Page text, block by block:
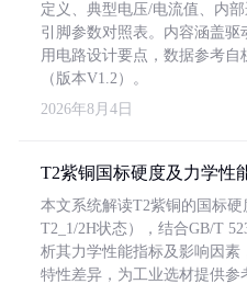
定义、典型电压/电流值、内
引脚参数对照表。内容涵盖
用电路设计要点，数据参考
（版本V1.2）。
2026年8月4日
T2紫铜国标硬度及力学性
本文系统解读T2紫铜的国标
T2_1/2H状态），结合GB/T
析其力学性能指标及影响因素
特性差异，为工业选材提供参